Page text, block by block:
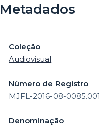
Metadados
Coleção
Audiovisual
Número de Registro
MJFL-2016-08-0085.001
Denominação